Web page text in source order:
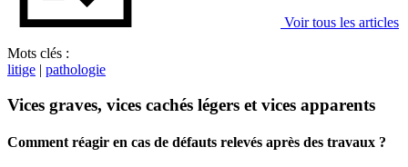
Voir tous les articles
Mots clés :
litige | pathologie
Vices graves, vices cachés légers et vices apparents
Comment réagir en cas de défauts relevés après des travaux ?